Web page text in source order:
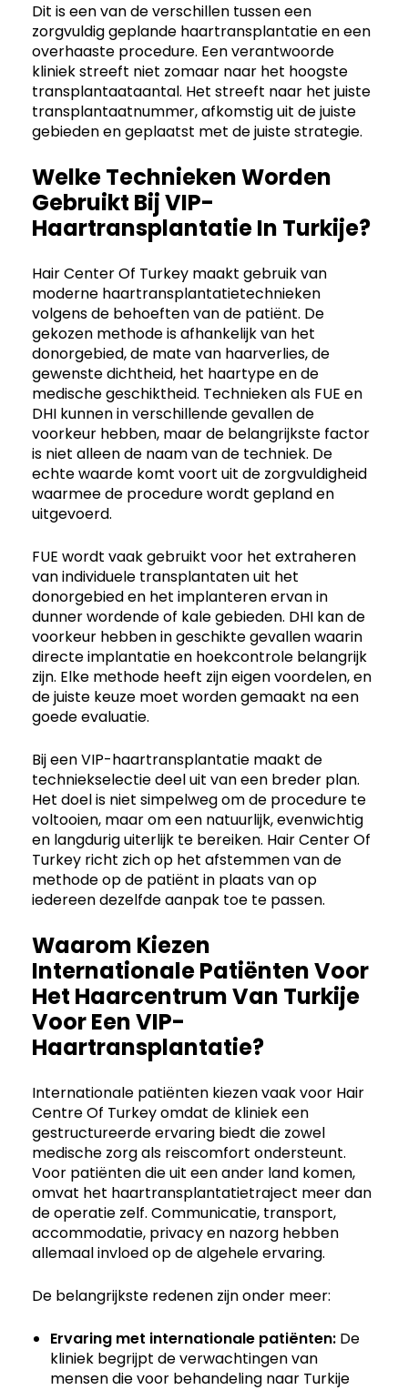
Dit is een van de verschillen tussen een
zorgvuldig geplande haartransplantatie en een
overhaaste procedure. Een verantwoorde
kliniek streeft niet zomaar naar het hoogste
transplantaataantal. Het streeft naar het juiste
transplantaatnummer, afkomstig uit de juiste
gebieden en geplaatst met de juiste strategie.
Welke Technieken Worden
Gebruikt Bij VIP-
Haartransplantatie In Turkije?
Hair Center Of Turkey maakt gebruik van
moderne haartransplantatietechnieken
volgens de behoeften van de patiënt. De
gekozen methode is afhankelijk van het
donorgebied, de mate van haarverlies, de
gewenste dichtheid, het haartype en de
medische geschiktheid. Technieken als FUE en
DHI kunnen in verschillende gevallen de
voorkeur hebben, maar de belangrijkste factor
is niet alleen de naam van de techniek. De
echte waarde komt voort uit de zorgvuldigheid
waarmee de procedure wordt gepland en
uitgevoerd.
FUE wordt vaak gebruikt voor het extraheren
van individuele transplantaten uit het
donorgebied en het implanteren ervan in
dunner wordende of kale gebieden. DHI kan de
voorkeur hebben in geschikte gevallen waarin
directe implantatie en hoekcontrole belangrijk
zijn. Elke methode heeft zijn eigen voordelen, en
de juiste keuze moet worden gemaakt na een
goede evaluatie.
Bij een VIP-haartransplantatie maakt de
techniekselectie deel uit van een breder plan.
Het doel is niet simpelweg om de procedure te
voltooien, maar om een ​​natuurlijk, evenwichtig
en langdurig uiterlijk te bereiken. Hair Center Of
Turkey richt zich op het afstemmen van de
methode op de patiënt in plaats van op
iedereen dezelfde aanpak toe te passen.
Waarom Kiezen
Internationale Patiënten Voor
Het Haarcentrum Van Turkije
Voor Een VIP-
Haartransplantatie?
Internationale patiënten kiezen vaak voor Hair
Centre Of Turkey omdat de kliniek een
gestructureerde ervaring biedt die zowel
medische zorg als reiscomfort ondersteunt.
Voor patiënten die uit een ander land komen,
omvat het haartransplantatietraject meer dan
de operatie zelf. Communicatie, transport,
accommodatie, privacy en nazorg hebben
allemaal invloed op de algehele ervaring.
De belangrijkste redenen zijn onder meer:
Ervaring met internationale patiënten: De
kliniek begrijpt de verwachtingen van
mensen die voor behandeling naar Turkije